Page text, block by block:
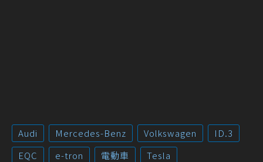
Audi Mercedes-Benz Volkswagen
ID.3
EQC
e-tron 電動車 Tesla